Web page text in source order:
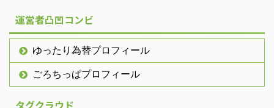
運営者凸凹コンビ
ゆったり為替プロフィール
ごろちっぱプロフィール
タグクラウド